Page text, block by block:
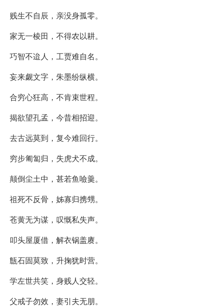
贱生不自辰，亲没身孤零。
家无一棱田，不得农以耕。
巧智不迨人，工贾难自名。
妄来觑文字，朱墨纷纵横。
合穷心狂高，不肯束世程。
揭欲望孔孟，今昔相招迎。
去古远莫到，复今难回行。
穷步匍匐归，失虎犬不成。
颠倒尘土中，甚若鱼噞羹。
祖死不反骨，姊寡归携甥。
苍黄无为谋，叹慨私失声。
叩头屋厦借，解衣锅盖赓。
甔石固莫致，升掬犹时营。
学左世共笑，身贱人交轻。
父戒子勿效，妻引夫无朋。